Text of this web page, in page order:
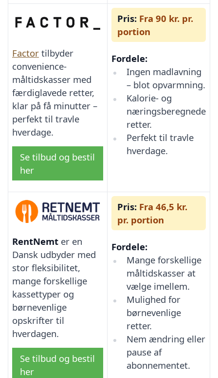
Factor tilbyder
convenience-
måltidskasser med
færdiglavede retter,
klar på få minutter –
perfekt til travle
hverdage.
Se tilbud og bestil
her
Pris: Fra 90 kr. pr.
portion
Fordele:
Ingen madlavning
– blot opvarmning.
Kalorie- og
næringsberegnede
retter.
Perfekt til travle
hverdage.
RentNemt er en
Dansk udbyder med
stor fleksibilitet,
mange forskellige
kassettyper og
børnevenlige
opskrifter til
hverdagen.
Se tilbud og bestil
her
Pris: Fra 46,5 kr.
pr. portion
Fordele:
Mange forskellige
måltidskasser at
vælge imellem.
Mulighed for
børnevenlige
retter.
Nem ændring eller
pause af
abonnementet.